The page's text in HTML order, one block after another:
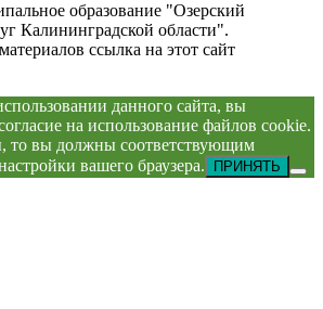
образование "Озерский
Калининградской области".
ссылка на этот сайт
данного сайта, вы
на использование файлов cookie.
то вы должны соответствующим
вашего браузера.
ПРИНЯТЬ